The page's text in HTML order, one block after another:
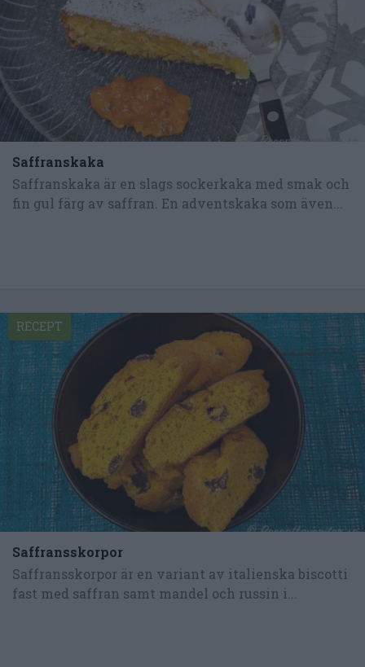
Saffranskaka
Saffranskaka är en slags sockerkaka med smak och
fin gul färg av saffran. En adventskaka som även...
Saffransskorpor
Saffransskorpor är en variant av italienska biscotti
fast med saffran samt mandel och russin i...
RECEPT